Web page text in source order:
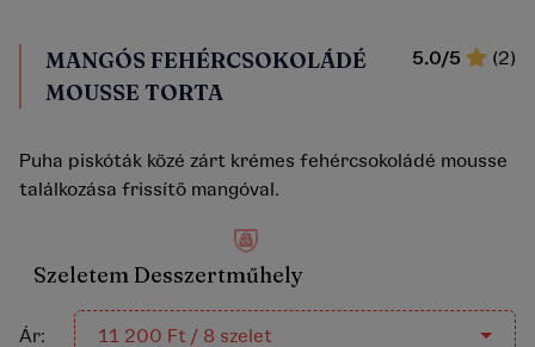
MANGÓS FEHÉRCSOKOLÁDÉ
MOUSSE TORTA
5.0/5 (2)
Puha piskóták közé zárt krémes fehércsokoládé mousse
találkozása frissítő mangóval.
Szeletem Desszertműhely
Ár: 11 200 Ft / 8 szelet